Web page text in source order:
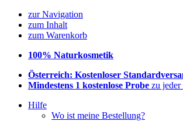
zur Navigation
zum Inhalt
zum Warenkorb
100% Naturkosmetik
Österreich: Kostenloser
Mindestens 1 kostenlose Probe zu
Hilfe
Wo ist meine Bestellung?